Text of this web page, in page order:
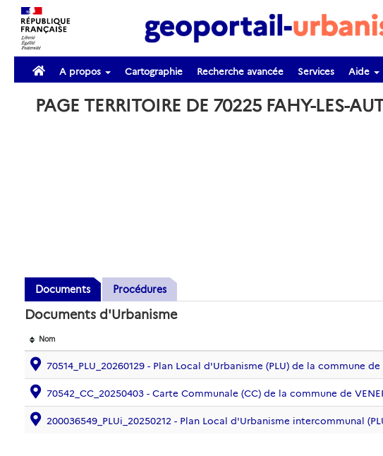
A propos Cartographie Recherche avancée Services Aide
PAGE TERRITOIRE DE 70225 FAHY-LES-
Documents
Procédures
Documents d'Urbanisme
Nom
70514_PLU_20260129 - Plan Local d'Urbanisme (PLU) de la commune de
70542_CC_20250403 - Carte Communale (CC) de la commune de
200036549_PLUi_20250212 - Plan Local d'Urbanisme intercommunal